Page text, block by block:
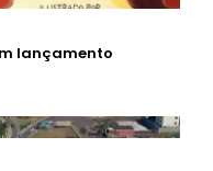
lançamento